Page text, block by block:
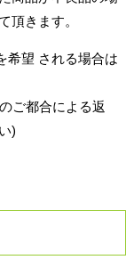
頂きます。
希望 される場合は
ご都合による返
)